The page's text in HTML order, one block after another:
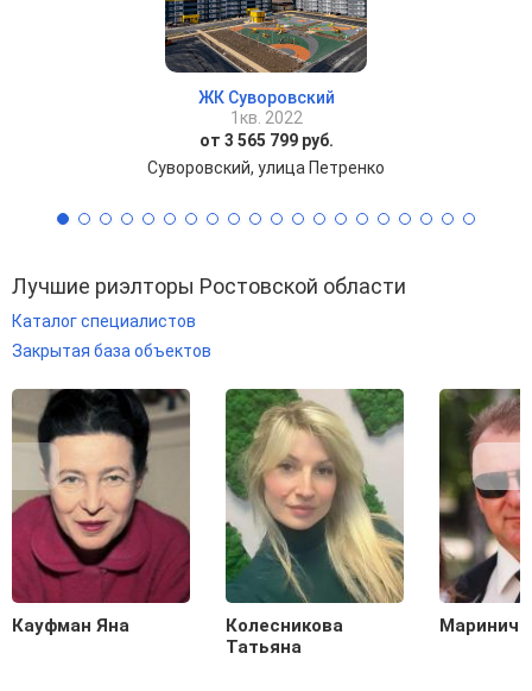
ЖК Суворовский
1кв. 2022
от 3 565 799 руб.
Суворовский, улица Петренко
Лучшие риэлторы Ростовской области
Каталог специалистов
Закрытая база объектов
Кауфман Яна
Колесникова
Татьяна
Маринич